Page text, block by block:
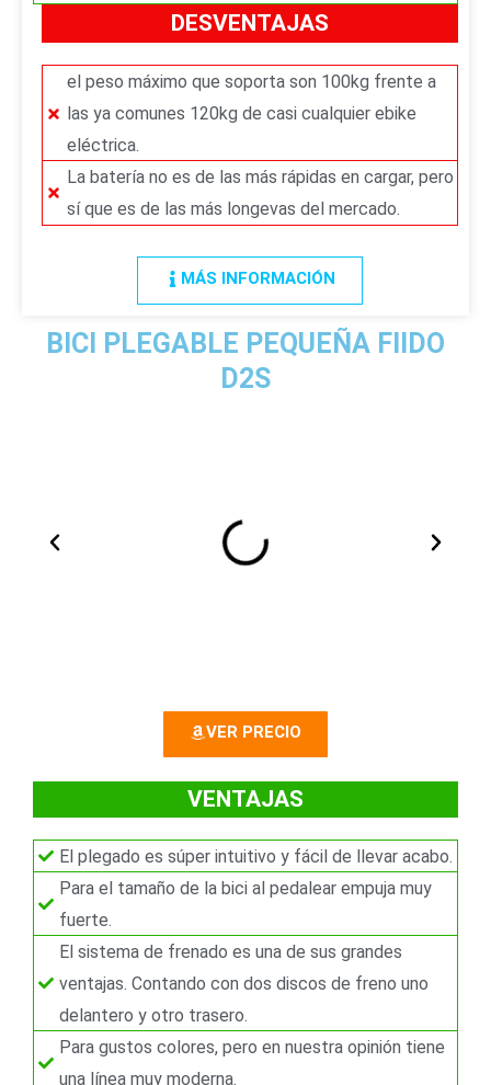
DESVENTAJAS
el peso máximo que soporta son 100kg frente a
las ya comunes 120kg de casi cualquier ebike
eléctrica.
La batería no es de las más rápidas en cargar, pero
sí que es de las más longevas del mercado.
MÁS INFORMACIÓN
BICI PLEGABLE PEQUEÑA FIIDO
D2S
A
r
S
t
e
VER PRECIO
VENTAJAS
El plegado es súper intuitivo y fácil de llevar acabo.
Para el tamaño de la bici al pedalear empuja muy
fuerte.
El sistema de frenado es una de sus grandes
ventajas. Contando con dos discos de freno uno
delantero y otro trasero.
Para gustos colores, pero en nuestra opinión tiene
una línea muy moderna.